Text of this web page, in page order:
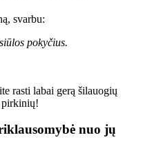
svarbu:
pokyčius.
rasti labai gerą šilauogių
pirkinių!
nuo jų